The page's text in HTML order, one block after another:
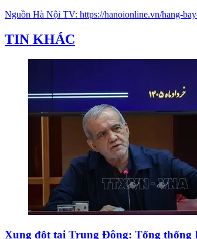
Nguồn Hà Nội TV: https://hanoionline.vn/hang-
TIN KHÁC
Xung đột tại Trung Đông: Tổng